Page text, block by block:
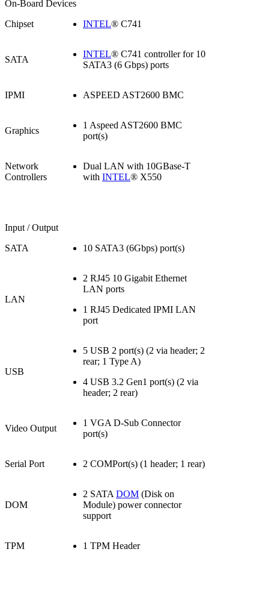
On-Board Devices
Chipset
INTEL® C741
SATA
INTEL® C741 controller for 10
SATA3 (6 Gbps) ports
IPMI ASPEED AST2600 BMC
Graphics
1 Aspeed AST2600 BMC
port(s)
Network
Controllers
Dual LAN with 10GBase-T
with INTEL® X550
Input / Output
SATA
10 SATA3 (6Gbps) port(s)
LAN
2 RJ45 10 Gigabit Ethernet
LAN ports
1 RJ45 Dedicated IPMI LAN
port
USB
5 USB 2 port(s) (2 via header; 2
rear; 1 Type A)
4 USB 3.2 Gen1 port(s) (2 via
header; 2 rear)
Video Output
1 VGA D-Sub Connector
port(s)
Serial Port 2 COMPort(s) (1 header; 1 rear)
DOM
2 SATA DOM (Disk on
Module) power connector
support
TPM 1 TPM Header